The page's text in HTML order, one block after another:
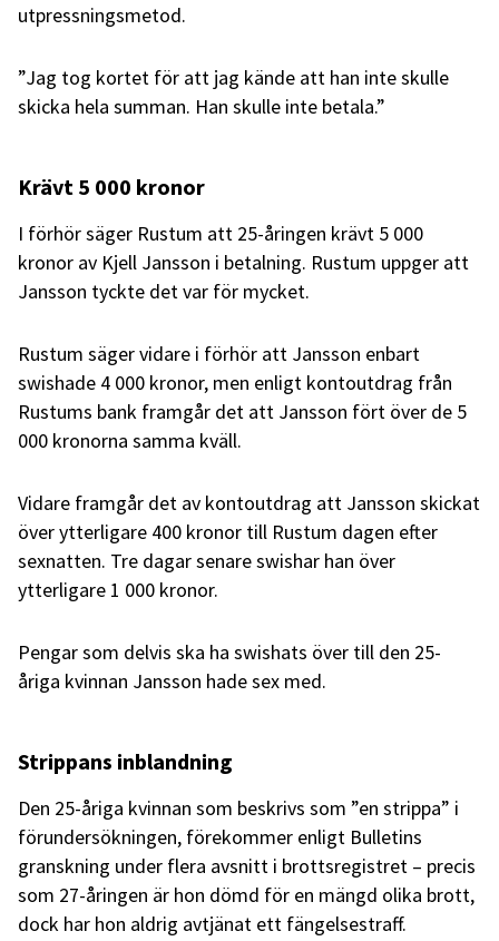
utpressningsmetod.
”Jag tog kortet för att jag kände att han inte skulle
skicka hela summan. Han skulle inte betala.”
Krävt 5 000 kronor
I förhör säger Rustum att 25-åringen krävt 5 000
kronor av Kjell Jansson i betalning. Rustum uppger att
Jansson tyckte det var för mycket.
Rustum säger vidare i förhör att Jansson enbart
swishade 4 000 kronor, men enligt kontoutdrag från
Rustums bank framgår det att Jansson fört över de 5
000 kronorna samma kväll.
Vidare framgår det av kontoutdrag att Jansson skickat
över ytterligare 400 kronor till Rustum dagen efter
sexnatten. Tre dagar senare swishar han över
ytterligare 1 000 kronor.
Pengar som delvis ska ha swishats över till den 25-
åriga kvinnan Jansson hade sex med.
Strippans inblandning
Den 25-åriga kvinnan som beskrivs som ”en strippa” i
förundersökningen, förekommer enligt Bulletins
granskning under flera avsnitt i brottsregistret – precis
som 27-åringen är hon dömd för en mängd olika brott,
dock har hon aldrig avtjänat ett fängelsestraff.